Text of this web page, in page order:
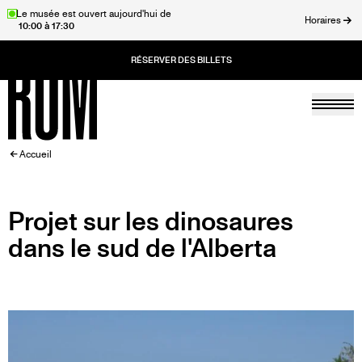
AllerLe musée est ouvert aujourd'hui de
10:00 à 17:30
Horaires
Accueil
FIL
D'ARIANE
Accueil
Projet sur les dinosaures
dans le sud de l'Alberta